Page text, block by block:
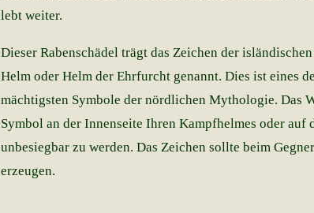
lebt weiter.
Dieser Rabenschädel trägt das Zeichen der
Helm oder Helm der Ehrfurcht genannt. Dies ist eines
mächtigsten Symbole der nördlichen Mythologie. Das
Symbol an der Innenseite Ihren Kampfhelmes oder auf
unbesiegbar zu werden. Das Zeichen sollte beim
erzeugen.